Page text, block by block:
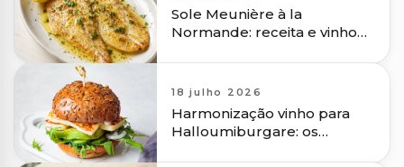
Sole Meunière à la
Normande: receita e vinho
18 julho 2026
Harmonização vinho para
Halloumiburgare: os